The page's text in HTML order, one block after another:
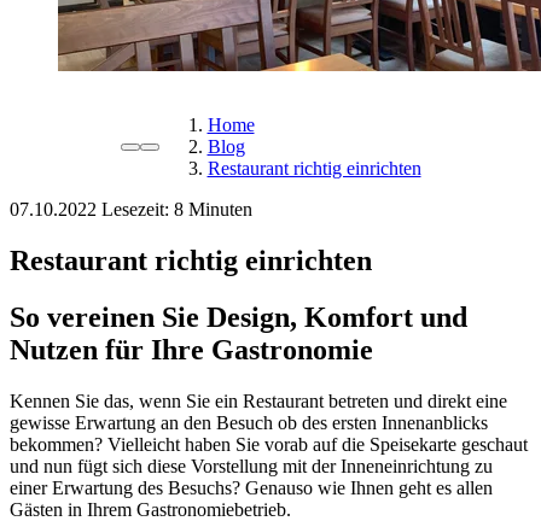
Home
Blog
Restaurant richtig einrichten
07.10.2022 Lesezeit:
Restaurant richtig einrichten
So vereinen Sie Design, Komfort und
Nutzen für Ihre Gastronomie
Kennen Sie das, wenn Sie ein Restaurant betreten und direkt eine
gewisse Erwartung an den Besuch ob des ersten Innenanblicks
bekommen? Vielleicht haben Sie vorab auf die Speisekarte geschaut
und nun fügt sich diese Vorstellung mit der Inneneinrichtung zu
einer Erwartung des Besuchs? Genauso wie Ihnen geht es allen
Gästen in Ihrem Gastronomiebetrieb.